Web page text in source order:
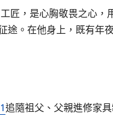
匠，是心胸敬畏之心，
途。在他身上，既有年
追隨祖父、父親進修家